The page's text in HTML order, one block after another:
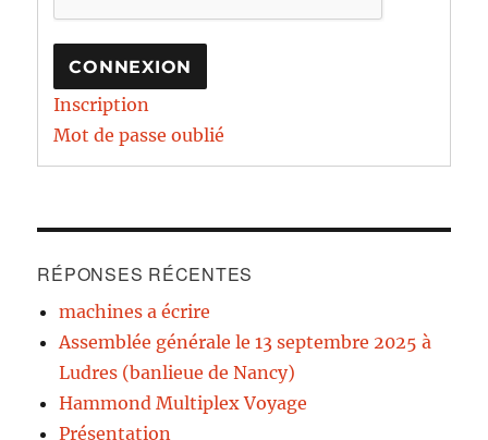
CONNEXION
Inscription
Mot de passe oublié
RÉPONSES RÉCENTES
machines a écrire
Assemblée générale le 13 septembre 2025 à
Ludres (banlieue de Nancy)
Hammond Multiplex Voyage
Présentation